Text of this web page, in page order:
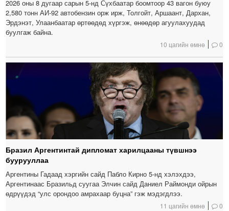
2026 оны 8 дугаар сарын 5-нд Сүхбаатар боомтоор 43 вагон буюу
2,580 тонн АИ-92 автобензин орж ирж, Толгойт, Аршаант, Дархан,
Эрдэнэт, Улаанбаатар өртөөдөд хүргэж, өнөөдөр агуулахуудад
буулгаж байна.
10 цагийн өмнө 0
Бразил Аргентинтай дипломат харилцааны түвшнээ
буурууллаа
Аргентины Гадаад хэргийн сайд Пабло Кирно 5-нд хэлэхдээ,
Аргентинаас Бразильд суугаа Элчин сайд Даниел Раймонди ойрын
өдрүүдэд “улс орондоо амрахаар буцна” гэж мэдэгдлээ.
11 цагийн өмнө 0